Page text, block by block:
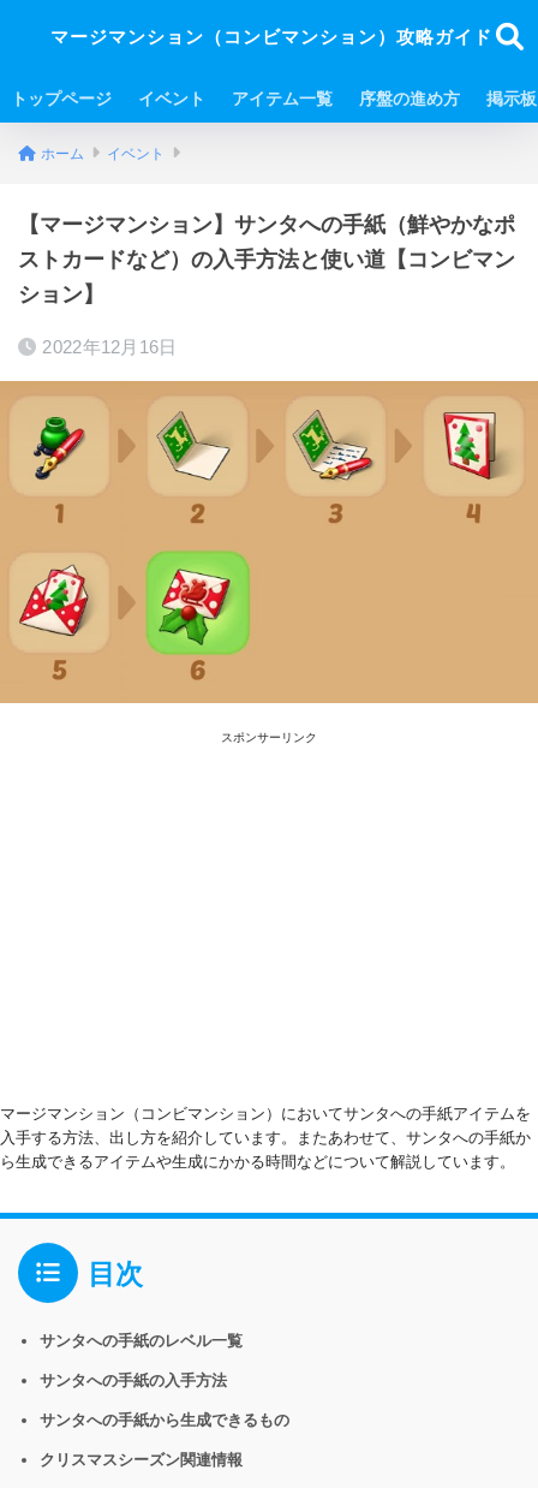
マージマンション（コンビマンション）攻略ガイド
トップページ イベント アイテム一覧 序盤の進め方 掲示板
ホーム イベント
【マージマンション】サンタへの手紙（鮮やかなポ
ストカードなど）の入手方法と使い道【コンビマン
ション】
2022年12月16日
スポンサーリンク
マージマンション（コンビマンション）においてサンタへの手紙アイテムを
入手する方法、出し方を紹介しています。またあわせて、サンタへの手紙か
ら生成できるアイテムや生成にかかる時間などについて解説しています。
目次
サンタへの手紙のレベル一覧
サンタへの手紙の入手方法
サンタへの手紙から生成できるもの
クリスマスシーズン関連情報